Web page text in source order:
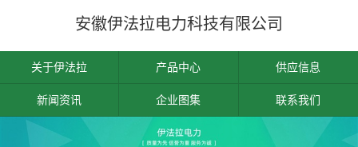
安徽伊法拉电力科技有限公司
关于伊法拉 产品中心 供应信息
新闻资讯 企业图集 联系我们